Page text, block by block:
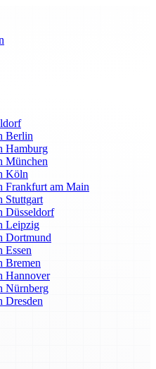
Berlin
Hamburg
München
Köln
Frankfurt am Main
Stuttgart
Düsseldorf
Leipzig
Dortmund
Essen
Bremen
Hannover
Nürnberg
Dresden